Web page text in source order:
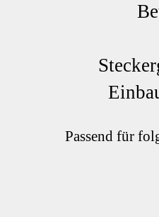
Passend für